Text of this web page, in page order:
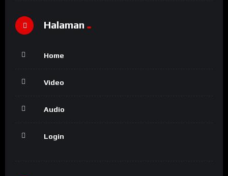
Halaman
Home
Video
Audio
Login